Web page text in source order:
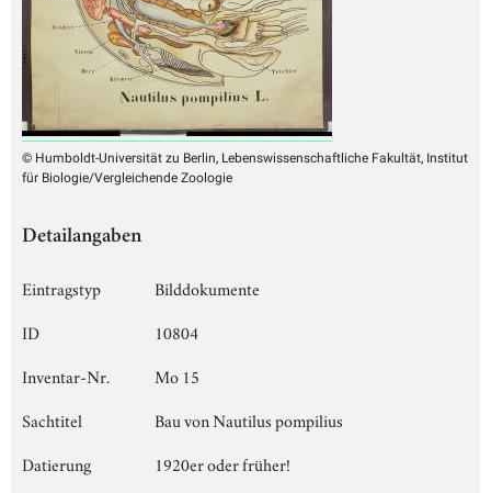
© Humboldt-Universität zu Berlin, Lebenswissenschaftliche Fakultät, Institut
für Biologie/Vergleichende Zoologie
Detailangaben
Eintragstyp
Bilddokumente
ID
10804
Inventar-Nr.
Mo 15
Sachtitel
Bau von Nautilus pompilius
Datierung
1920er oder früher!